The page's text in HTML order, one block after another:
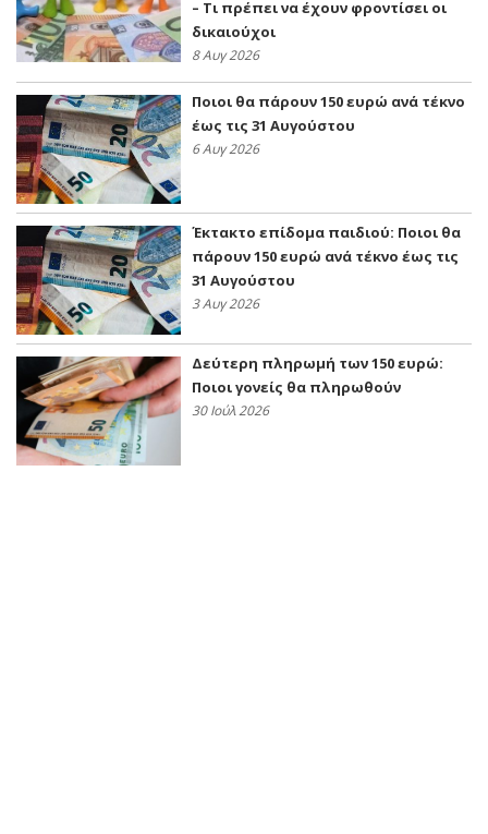
– Τι πρέπει να έχουν φροντίσει οι
δικαιούχοι
8 Αυγ 2026
Ποιοι θα πάρουν 150 ευρώ ανά τέκνο
έως τις 31 Αυγούστου
6 Αυγ 2026
Έκτακτο επίδομα παιδιού: Ποιοι θα
πάρουν 150 ευρώ ανά τέκνο έως τις
31 Αυγούστου
3 Αυγ 2026
Δεύτερη πληρωμή των 150 ευρώ:
Ποιοι γονείς θα πληρωθούν
30 Ιούλ 2026